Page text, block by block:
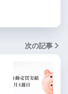
次の記事